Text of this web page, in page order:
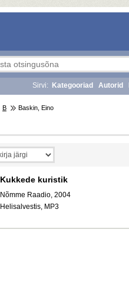
Sirvi: Kategooriad Autorid
B Baskin, Eino
Kukkede kuristik
Nõmme Raadio, 2004
Helisalvestis, MP3